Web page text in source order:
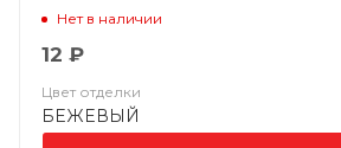
CHLORINATED
Нет в наличии
12 ₽
Цвет отделки
БЕЖЕВЫЙ